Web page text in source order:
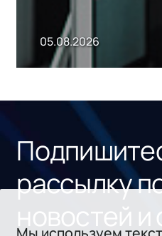
05.08.2026
рассылку
новостей и